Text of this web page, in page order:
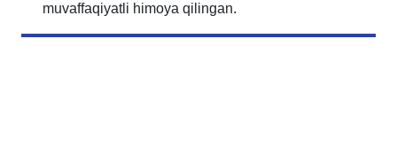
muvaffaqiyatli himoya qilingan.